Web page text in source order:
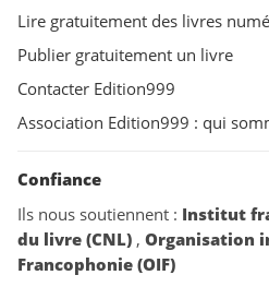
Lire gratuitement des livres
Publier gratuitement un livre
Contacter Edition999
Association Edition999 : qui
Confiance
Ils nous soutiennent : Institut
du livre (CNL) , Organisation
Francophonie (OIF)